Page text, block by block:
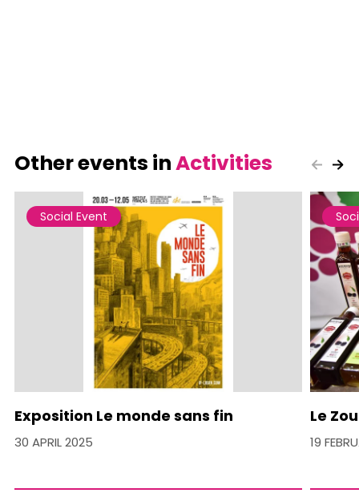
Other events inActivities
Social Event
Exposition Le monde sans fin
30 APRIL 2025
Le
19